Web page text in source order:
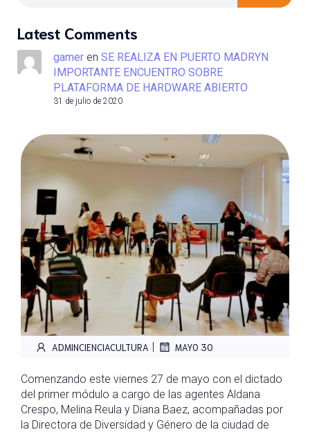
Latest Comments
gamer en SE REALIZA EN PUERTO MADRYN
IMPORTANTE ENCUENTRO SOBRE
PLATAFORMA DE HARDWARE ABIERTO
31 de julio de 2020
ADMINCIENCIACULTURA | MAYO 30
Comenzando este viernes 27 de mayo con el dictado
del primer módulo a cargo de las agentes Aldana
Crespo, Melina Reula y Diana Baez, acompañadas por
la Directora de Diversidad y Género de la ciudad de